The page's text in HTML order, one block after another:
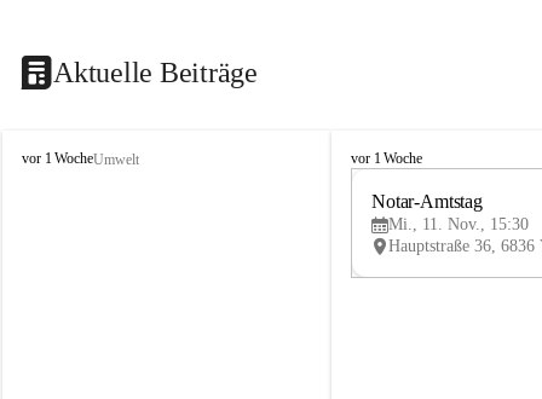
Aktuelle Beiträge
V
vor 1 WocheUmwelt
V
vor 1 Woche
Notar-Amtstag
Mi., 11. Nov., 15:30